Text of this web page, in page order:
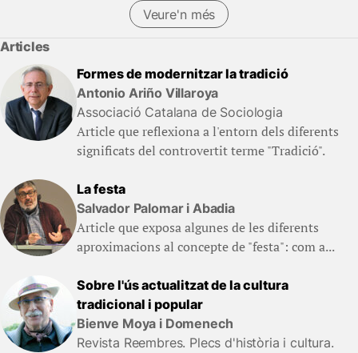
Veure'n més
Articles
Formes de modernitzar la tradició
Antonio Ariño Villaroya
Associació Catalana de Sociologia
Article que reflexiona a l'entorn dels diferents
significats del controvertit terme "Tradició".
La festa
Salvador Palomar i Abadia
Article que exposa algunes de les diferents
aproximacions al concepte de "festa": com a...
Sobre l'ús actualitzat de la cultura
tradicional i popular
Bienve Moya i Domenech
Revista Reembres. Plecs d'història i cultura.